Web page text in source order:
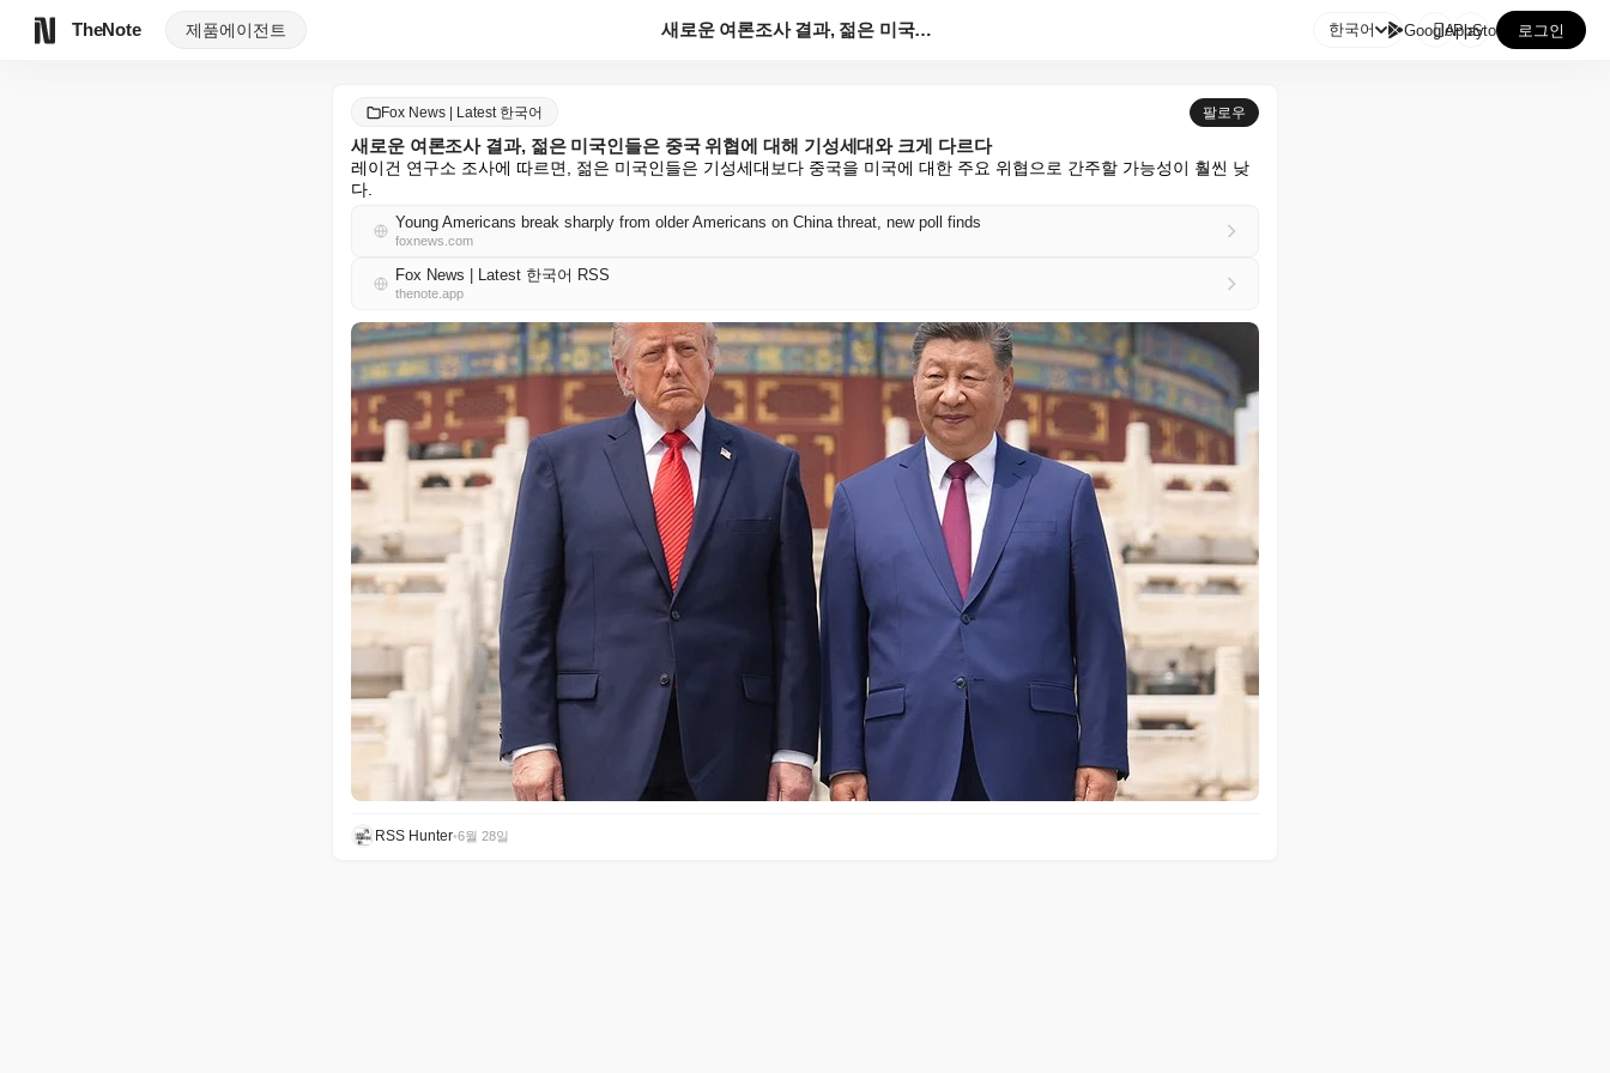
TheNote 제품에이전트 새로운 여론조사 결과, 젊은 미국인들은 중국 위협에 대... 한국어 GooglePlay
AppStore 로그인
Fox News | Latest 한국어 팔로우
새로운 여론조사 결과, 젊은 미국인들은 중국 위협에 대해 기성세대와 크게 다르다
레이건 연구소 조사에 따르면, 젊은 미국인들은 기성세대보다 중국을 미국에 대한 주요 위협으로 간주할 가능성이 훨씬 낮
다.
Young Americans break sharply from older Americans on China threat, new poll finds
foxnews.com
Fox News | Latest 한국어 RSS
thenote.app
RSS Hunter•6월 28일